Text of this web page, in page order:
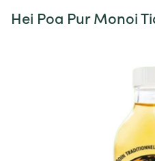
Hei Poa Pur Monoi